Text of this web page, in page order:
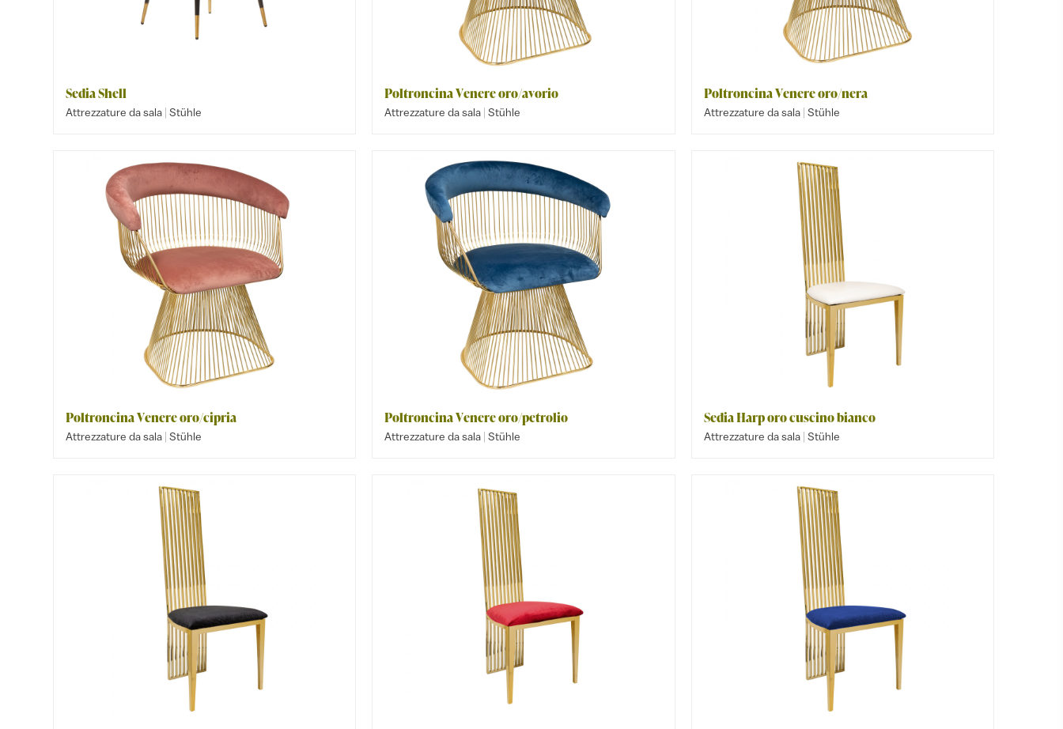
Sedia Shell
Attrezzature da sala | Stühle
Poltroncina Venere oro/avorio
Attrezzature da sala | Stühle
Poltroncina Venere oro/nera
Attrezzature da sala | Stühle
Poltroncina Venere oro/cipria
Attrezzature da sala | Stühle
Poltroncina Venere oro/petrolio
Attrezzature da sala | Stühle
Sedia Harp oro cuscino bianco
Attrezzature da sala | Stühle